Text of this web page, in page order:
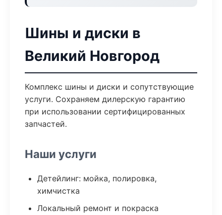
Шины и диски в
Великий Новгород
Комплекс шины и диски и сопутствующие
услуги. Сохраняем дилерскую гарантию
при использовании сертифицированных
запчастей.
Наши услуги
Детейлинг: мойка, полировка,
химчистка
Локальный ремонт и покраска